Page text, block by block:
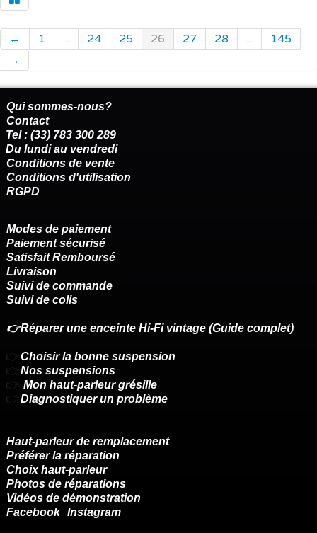
← 1 ... 24 25 26 27 28 ...
145
→
Qui sommes-nous?
Contact
Tel : (33) 783 300 289
Du lundi au vendredi
Conditions de vente
Conditions d'utilisation
RGPD
Modes de paiement
Paiement sécurisé
Satisfait Remboursé
Livraison
Suivi de commande
Suivi de colis
👉Réparer une enceinte Hi-Fi vintage (Guide complet)
👉 Choisir la bonne suspension
👉 Nos suspensions
👉 Mon haut-parleur grésille
👉 Diagnostiquer un problème
Haut-parleur de remplacement
Préférer la réparation
Choix haut-parleur
Photos de réparations
Vidéos de démonstration
Facebook Instagram